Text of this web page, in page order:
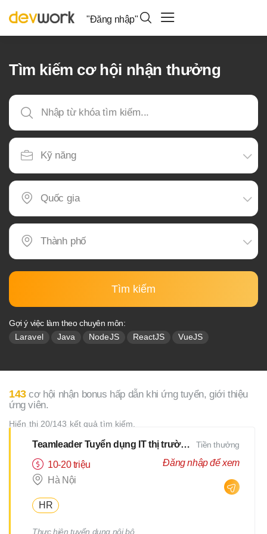
"Đăng nhập"
Tìm kiếm cơ hội nhận thưởng
Tìm kiếm
Gợi ý việc làm theo chuyên môn:
Laravel Java NodeJS ReactJS VueJS
143cơ hội nhận bonus hấp dẫn khi ứng tuyển, giới thiệu
ứng viên.
Hiển thị 20/143 kết quả tìm kiếm.
Teamleader Tuyển dụng IT thị trường Nhật
10-20 triệu
Hà Nội
HR
Thực hiện tuyển dụng nội bộ
Tiền thưởng
Đăng nhập để xem